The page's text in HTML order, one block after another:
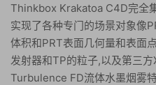
Thinkbox Krakatoa C4D完全
实现了各种专门的场景对象像
体积和PRT表面几何量和表面
发射器和TP的粒子,以及第三
Turbulence FD流体水墨烟雾